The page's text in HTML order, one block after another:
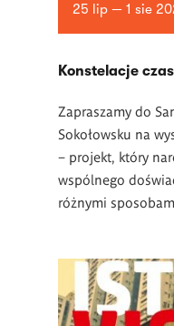
25 lip — 1 sie
Konstelacje
Zapraszamy do
Sokołowsku na
– projekt, który
wspólnego
różnymi